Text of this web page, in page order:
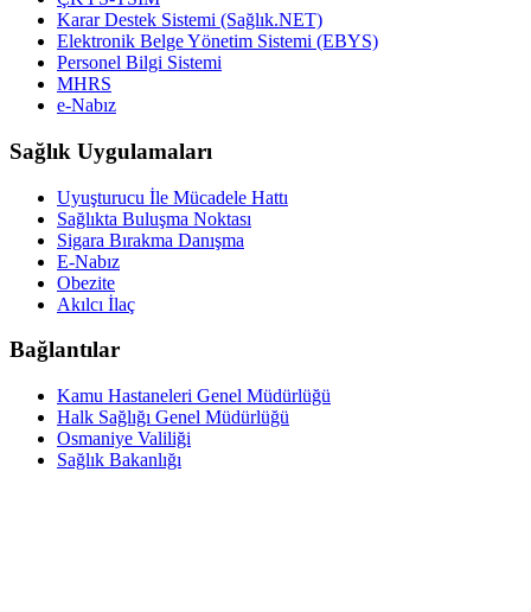
Karar Destek Sistemi (Sağlık.NET)
Elektronik Belge Yönetim Sistemi (EBYS)
Personel Bilgi Sistemi
MHRS
e-Nabız
Sağlık Uygulamaları
Uyuşturucu İle Mücadele Hattı
Sağlıkta Buluşma Noktası
Sigara Bırakma Danışma
E-Nabız
Obezite
Akılcı İlaç
Bağlantılar
Kamu Hastaneleri Genel Müdürlüğü
Halk Sağlığı Genel Müdürlüğü
Osmaniye Valiliği
Sağlık Bakanlığı